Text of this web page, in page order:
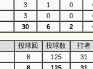
3 1 0
3 0 0
30 6 2
投球回 投球数
打者
8 125
31
8 125 31